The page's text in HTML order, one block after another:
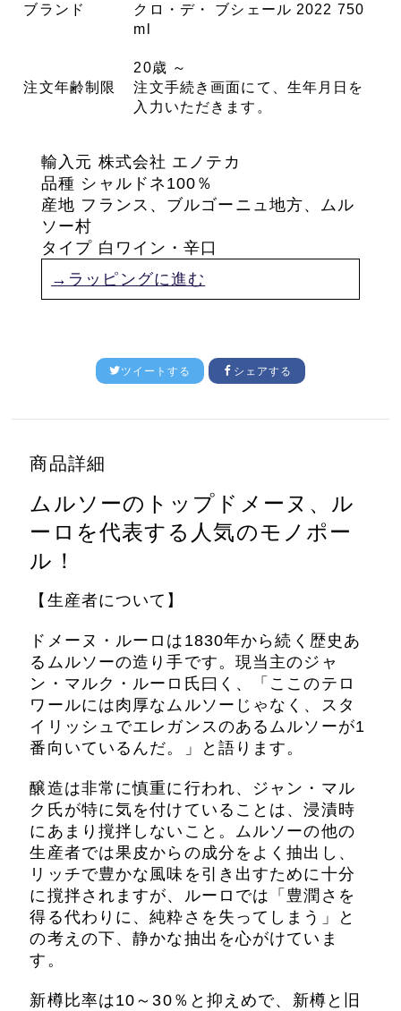
ブランド
クロ・デ・ ブシェール 2022 750
ml
注文年齢制限
20歳 ～
注文手続き画面にて、生年月日を
入力いただきます。
輸入元 株式会社 エノテカ
品種 シャルドネ100％
産地 フランス、ブルゴーニュ地方、ムル
ソー村
タイプ 白ワイン・辛口
→ラッピングに進む
ツイートする シェアする
商品詳細
ムルソーのトップドメーヌ、 ル
ーロを代表する人気のモノポー
ル！
【生産者について】
ドメーヌ・ルーロは1830年から続く歴史あ
るムルソーの造り手です。現当主のジャ
ン・マルク・ルーロ氏曰く、「ここのテロ
ワールには肉厚なムルソーじゃなく、スタ
イリッシュでエレガンスのあるムルソーが1
番向いているんだ。」と語ります。
醸造は非常に慎重に行われ、ジャン・マル
ク氏が特に気を付けていることは、浸漬時
にあまり撹拌しないこと。ムルソーの他の
生産者では果皮からの成分をよく抽出し、
リッチで豊かな風味を引き出すために十分
に撹拌されますが、ルーロでは「豊潤さを
得る代わりに、純粋さを失ってしまう」と
の考えの下、静かな抽出を心がけていま
す。
新樽比率は10～30％と抑えめで、新樽と旧